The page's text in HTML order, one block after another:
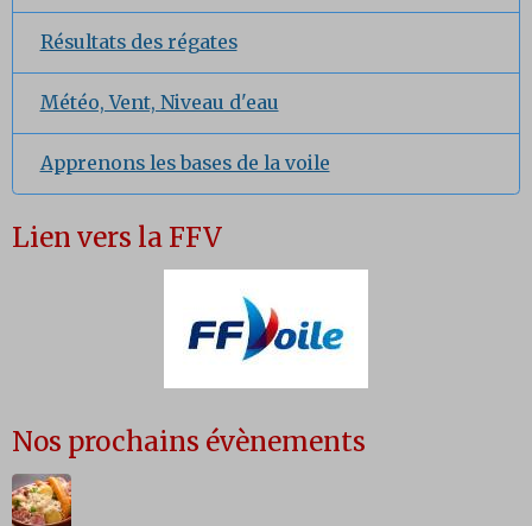
Résultats des régates
Météo, Vent, Niveau d'eau
Apprenons les bases de la voile
Lien vers la FFV
Nos prochains évènements